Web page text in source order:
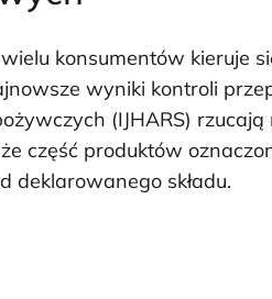
konsumentów kieruje
wyniki kontroli
(IJHARS) rzucają
część produktów
deklarowanego składu.